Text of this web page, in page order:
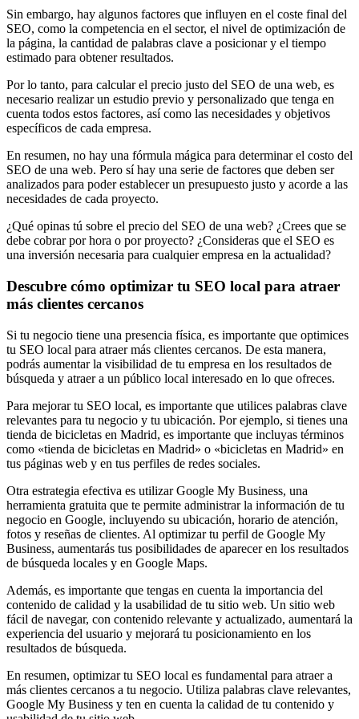
Sin embargo, hay algunos factores que influyen en el coste final del
SEO, como la competencia en el sector, el nivel de optimización de
la página, la cantidad de palabras clave a posicionar y el tiempo
estimado para obtener resultados.
Por lo tanto, para calcular el precio justo del SEO de una web, es
necesario realizar un estudio previo y personalizado que tenga en
cuenta todos estos factores, así como las necesidades y objetivos
específicos de cada empresa.
En resumen, no hay una fórmula mágica para determinar el costo del
SEO de una web. Pero sí hay una serie de factores que deben ser
analizados para poder establecer un presupuesto justo y acorde a las
necesidades de cada proyecto.
¿Qué opinas tú sobre el precio del SEO de una web? ¿Crees que se
debe cobrar por hora o por proyecto? ¿Consideras que el SEO es
una inversión necesaria para cualquier empresa en la actualidad?
Descubre cómo optimizar tu SEO local para atraer
más clientes cercanos
Si tu negocio tiene una presencia física, es importante que optimices
tu SEO local para atraer más clientes cercanos. De esta manera,
podrás aumentar la visibilidad de tu empresa en los resultados de
búsqueda y atraer a un público local interesado en lo que ofreces.
Para mejorar tu SEO local, es importante que utilices palabras clave
relevantes para tu negocio y tu ubicación. Por ejemplo, si tienes una
tienda de bicicletas en Madrid, es importante que incluyas términos
como «tienda de bicicletas en Madrid» o «bicicletas en Madrid» en
tus páginas web y en tus perfiles de redes sociales.
Otra estrategia efectiva es utilizar Google My Business, una
herramienta gratuita que te permite administrar la información de tu
negocio en Google, incluyendo su ubicación, horario de atención,
fotos y reseñas de clientes. Al optimizar tu perfil de Google My
Business, aumentarás tus posibilidades de aparecer en los resultados
de búsqueda locales y en Google Maps.
Además, es importante que tengas en cuenta la importancia del
contenido de calidad y la usabilidad de tu sitio web. Un sitio web
fácil de navegar, con contenido relevante y actualizado, aumentará la
experiencia del usuario y mejorará tu posicionamiento en los
resultados de búsqueda.
En resumen, optimizar tu SEO local es fundamental para atraer a
más clientes cercanos a tu negocio. Utiliza palabras clave relevantes,
Google My Business y ten en cuenta la calidad de tu contenido y